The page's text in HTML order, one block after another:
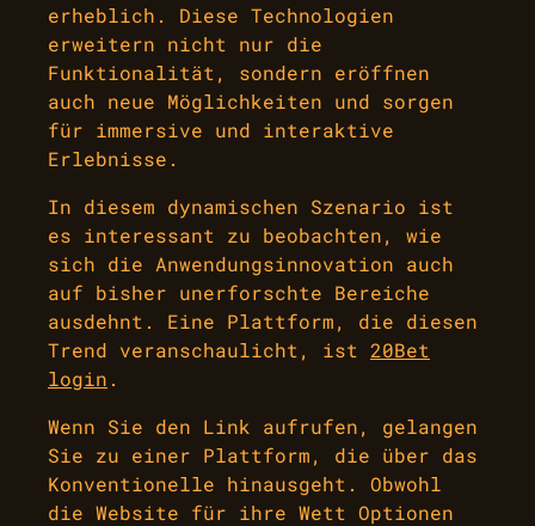
erheblich. Diese Technologien
erweitern nicht nur die
Funktionalität, sondern eröffnen
auch neue Möglichkeiten und sorgen
für immersive und interaktive
Erlebnisse.
In diesem dynamischen Szenario ist
es interessant zu beobachten, wie
sich die Anwendungsinnovation auch
auf bisher unerforschte Bereiche
ausdehnt. Eine Plattform, die diesen
Trend veranschaulicht, ist 20Bet
login .
Wenn Sie den Link aufrufen, gelangen
Sie zu einer Plattform, die über das
Konventionelle hinausgeht. Obwohl
die Website für ihre Wett Optionen